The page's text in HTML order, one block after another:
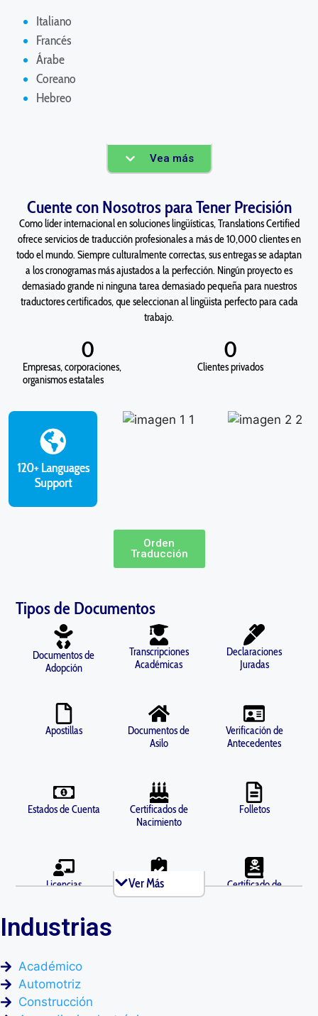
Italiano
Francés
Árabe
Coreano
Hebreo
Vea más
Cuente con Nosotros para Tener Precisión
Como líder internacional en soluciones lingüísticas, Translations Certified
ofrece servicios de traducción profesionales a más de 10,000 clientes en
todo el mundo. Siempre culturalmente correctas, sus entregas se adaptan
a los cronogramas más ajustados a la perfección. Ningún proyecto es
demasiado grande ni ninguna tarea demasiado pequeña para nuestros
traductores certificados, que seleccionan al lingüista perfecto para cada
trabajo.
Empresas, corporaciones,
organismos estatales
0
Clientes privados
0
Orden
Traducción
Tipos de Documentos
Documentos de
Adopción
Transcripciones
Académicas
Declaraciones
Juradas
Apostillas
Documentos de
Asilo
Verificación de
Antecedentes
Estados de Cuenta
Certificados de
Nacimiento
Folletos
Licencias
Antecedentes
Penales
Certificado de
Declaración
Ver Más
Industrias
Académico
Automotriz
Construcción